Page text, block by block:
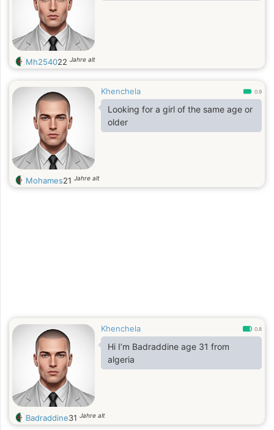
Mh254022 Jahre alt
Khenchela 0.9
Looking for a girl of the same age or
older
Mohames21 Jahre alt
Khenchela 0.8
Hi I’m Badraddine age 31 from
algeria
Badraddine31 Jahre alt